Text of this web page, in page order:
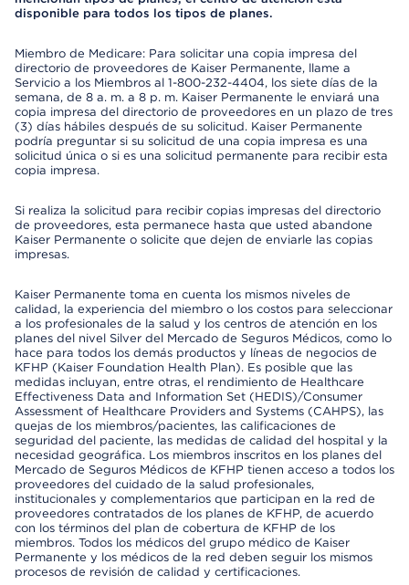
disponible para todos los tipos de planes.
Miembro de Medicare: Para solicitar una copia impresa del
directorio de proveedores de Kaiser Permanente, llame a
Servicio a los Miembros al 1-800-232-4404, los siete días de la
semana, de 8 a. m. a 8 p. m. Kaiser Permanente le enviará una
copia impresa del directorio de proveedores en un plazo de tres
(3) días hábiles después de su solicitud. Kaiser Permanente
podría preguntar si su solicitud de una copia impresa es una
solicitud única o si es una solicitud permanente para recibir esta
copia impresa.
Si realiza la solicitud para recibir copias impresas del directorio
de proveedores, esta permanece hasta que usted abandone
Kaiser Permanente o solicite que dejen de enviarle las copias
impresas.
Kaiser Permanente toma en cuenta los mismos niveles de
calidad, la experiencia del miembro o los costos para seleccionar
a los profesionales de la salud y los centros de atención en los
planes del nivel Silver del Mercado de Seguros Médicos, como lo
hace para todos los demás productos y líneas de negocios de
KFHP (Kaiser Foundation Health Plan). Es posible que las
medidas incluyan, entre otras, el rendimiento de Healthcare
Effectiveness Data and Information Set (HEDIS)/Consumer
Assessment of Healthcare Providers and Systems (CAHPS), las
quejas de los miembros/pacientes, las calificaciones de
seguridad del paciente, las medidas de calidad del hospital y la
necesidad geográfica. Los miembros inscritos en los planes del
Mercado de Seguros Médicos de KFHP tienen acceso a todos los
proveedores del cuidado de la salud profesionales,
institucionales y complementarios que participan en la red de
proveedores contratados de los planes de KFHP, de acuerdo
con los términos del plan de cobertura de KFHP de los
miembros. Todos los médicos del grupo médico de Kaiser
Permanente y los médicos de la red deben seguir los mismos
procesos de revisión de calidad y certificaciones.